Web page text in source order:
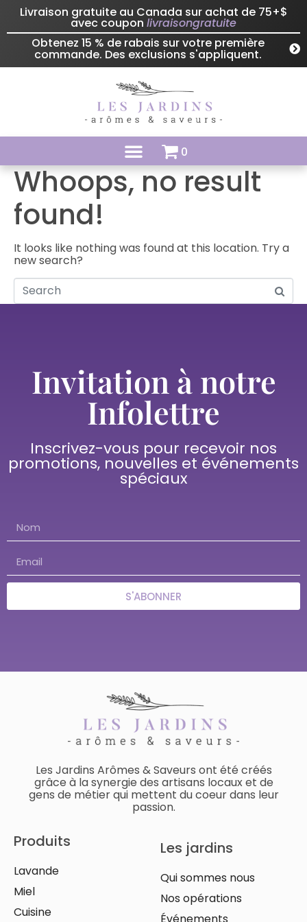
Livraison gratuite au Canada sur achat de 75+$
avec coupon livraisongratuite
Obtenez 15 % de rabais sur votre première
commande. Des exclusions s'appliquent.
0
Whoops, no result
found!
It looks like nothing was found at this location. Try a
new search?
Invitation à notre
Infolettre
Inscrivez-vous pour recevoir nos
promotions, nouvelles et événements
spéciaux
S'ABONNER
Les Jardins Arômes & Saveurs ont été créés
grâce à la synergie des artisans locaux et de
gens de métier qui mettent du coeur dans leur
passion.
Produits
Lavande
Miel
Cuisine
Les jardins
Qui sommes nous
Nos opérations